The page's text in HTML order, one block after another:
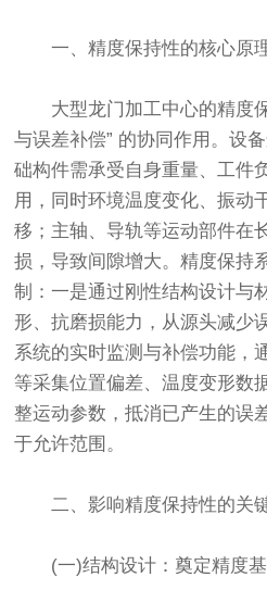
一、精度保持性的核心原
大型龙门加工中心的精度保
与误差补偿” 的协同作用。设
础构件需承受自身重量、工件
用，同时环境温度变化、振动
移；主轴、导轨等运动部件在
损，导致间隙增大。精度保持
制：一是通过刚性结构设计与
形、抗磨损能力，从源头减少
系统的实时监测与补偿功能，
等采集位置偏差、温度变形数
整运动参数，抵消已产生的误
于允许范围。
二、影响精度保持性的关
(一)结构设计：奠定精度